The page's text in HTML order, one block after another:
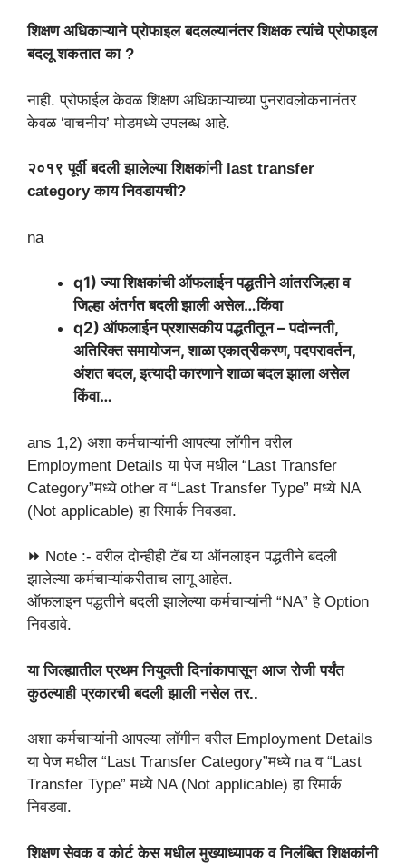
शिक्षण अधिकाऱ्याने प्रोफाइल बदलल्यानंतर शिक्षक त्यांचे प्रोफाइल
बदलू शकतात का ?
नाही. प्रोफाईल केवळ शिक्षण अधिकाऱ्याच्या पुनरावलोकनानंतर
केवळ ‘वाचनीय’ मोडमध्ये उपलब्ध आहे.
२०१९ पूर्वी बदली झालेल्या शिक्षकांनी last transfer
category काय निवडायची?
na
q1) ज्या शिक्षकांची ऑफलाईन पद्धतीने आंतरजिल्हा व
जिल्हा अंतर्गत बदली झाली असेल…किंवा
q2) ऑफलाईन प्रशासकीय पद्धतीतून – पदोन्नती,
अतिरिक्त समायोजन, शाळा एकात्रीकरण, पदपरावर्तन,
अंशत बदल, इत्यादी कारणाने शाळा बदल झाला असेल
किंवा…
ans 1,2) अशा कर्मचाऱ्यांनी आपल्या लॉगीन वरील
Employment Details या पेज मधील “Last Transfer
Category”मध्ये other व “Last Transfer Type” मध्ये NA
(Not applicable) हा रिमार्क निवडवा.
⏩ Note :- वरील दोन्हीही टॅब या ऑनलाइन पद्धतीने बदली
झालेल्या कर्मचाऱ्यांकरीताच लागू आहेत.
ऑफलाइन पद्धतीने बदली झालेल्या कर्मचाऱ्यांनी “NA” हे Option
निवडावे.
या जिल्ह्यातील प्रथम नियुक्ती दिनांकापासून आज रोजी पर्यंत
कुठल्याही प्रकारची बदली झाली नसेल तर..
अशा कर्मचाऱ्यांनी आपल्या लॉगीन वरील Employment Details
या पेज मधील “Last Transfer Category”मध्ये na व “Last
Transfer Type” मध्ये NA (Not applicable) हा रिमार्क
निवडवा.
शिक्षण सेवक व कोर्ट केस मधील मुख्याध्यापक व निलंबित शिक्षकांनी